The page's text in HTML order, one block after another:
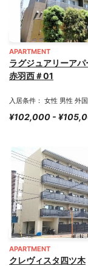
APARTMENT
ラグジュアリーアパ
赤羽西＃01
入居条件： 女性 男性 外
¥102,000 -
APARTMENT
クレヴィスタ四ツ木